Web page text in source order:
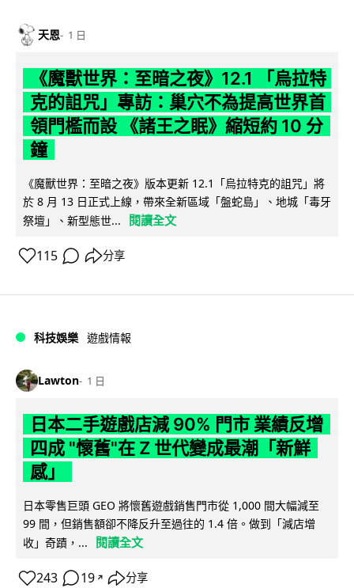
天恩 1 日
《魔獸世界：至暗之夜》12.1 「烏拉特
克的詛咒」專訪：巢穴不為提高世界首
領門檻而設 《諸王之眠》縮短約 10 分
鐘
《魔獸世界：至暗之夜》版本更新 12.1「烏拉特克的詛咒」將
於 8 月 13 日正式上線，帶來全新區域「盤蛇島」、地城「毒牙
祭壇」、新型態世...
閱讀全文
115 分享
科技娛樂 遊戲情報
Lawton 1 日
日本二手遊戲店減 90% 門市 業績反增
四成 "懷舊"在 Z 世代變成最潮「新鮮
感」
日本零售巨頭 GEO 將懷舊遊戲銷售門市從 1,000 間大幅減至
99 間，但銷售額卻不降反升至過往的 1.4 倍。做到「減店增
收」奇蹟，...
閱讀全文
243 19 ↗ 分享